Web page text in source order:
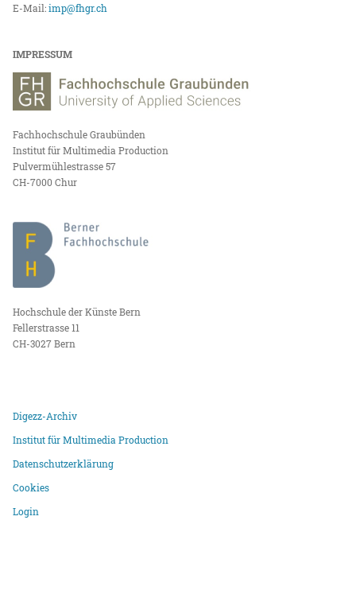
E-Mail:imp@fhgr.ch
IMPRESSUM
Fachhochschule Graubünden
Institut für Multimedia Production
Pulvermühlestrasse 57
CH-7000 Chur
Hochschule der Künste Bern
Fellerstrasse 11
CH-3027 Bern
Digezz-Archiv
Institut für Multimedia Production
Datenschutzerklärung
Cookies
Login